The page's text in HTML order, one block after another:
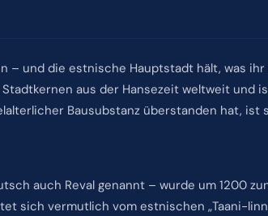
– und die estnische Hauptstadt hält, was
aus der Hansezeit weltweit und
Bausubstanz überstanden hat,
auch Reval genannt – wurde um 1200
sich vermutlich vom estnischen „Taani-